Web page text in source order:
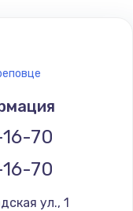
70
70
ул., 1